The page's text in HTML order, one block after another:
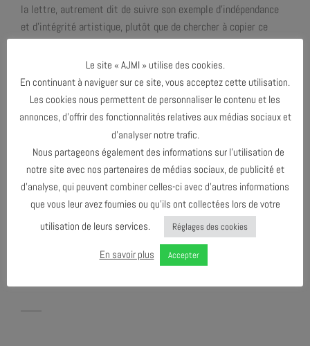
la lettre, autrement dit de suivre son exemple d’indépendance
et d’intégrité artistique, plutôt que de chercher à copier ce
grand pianiste. En ce sens, sans se priver d’interpréter à leur
manière certaines de ses compositions, les trois musiciens
proposent une musique qui leur est propre et qui repose sur une
stratégie de l’affût. Ancrés dans l’instant. Ainsi, aucun ne sait à
l’avance ce qui va être mis en avant par les deux autres :
composition de Don Pullen, autre thème, improvisation libre,
solo, duo, trio ?
In Spirit est porté par le Collectif Freddy Moreron
Enregistré à l’AJMi le 25 septembre 2025
Prise de son : Bruno Levée
Mixage et mastering : Bruno Levée
Création graphique:Didier Mazellier – Bon Caillou
Le site « AJMI » utilise des cookies.
En continuant à naviguer sur ce site, vous acceptez cette utilisation.
Les cookies nous permettent de personnaliser le contenu et les
annonces, d’offrir des fonctionnalités relatives aux médias sociaux et
d’analyser notre trafic.
Nous partageons également des informations sur l’utilisation de
notre site avec nos partenaires de médias sociaux, de publicité et
d’analyse, qui peuvent combiner celles-ci avec d’autres informations
que vous leur avez fournies ou qu’ils ont collectées lors de votre
utilisation de leurs services.
Réglages des cookies
En savoir plus Accepter